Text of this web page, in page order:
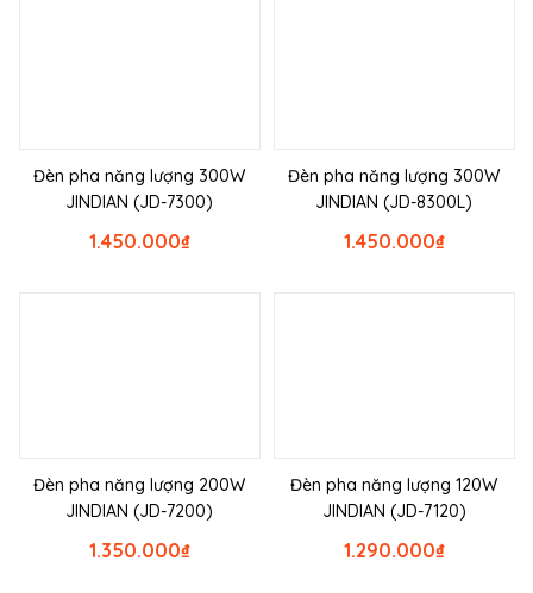
Đèn pha năng lượng 300W
JINDIAN (JD-7300)
₫
1.450.000
Đèn pha năng lượng 300W
JINDIAN (JD-8300L)
₫
1.450.000
Đèn pha năng lượng 200W
JINDIAN (JD-7200)
₫
1.350.000
Đèn pha năng lượng 120W
JINDIAN (JD-7120)
₫
1.290.000